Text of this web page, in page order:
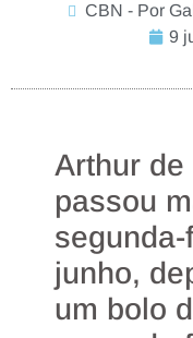
CBN - Por
9
Arthur
passou
segunda-
junho,
um bolo